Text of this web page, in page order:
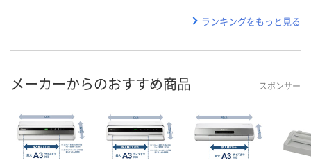
ランキングをもっと見る
メーカーからのおすすめ商品 スポンサー